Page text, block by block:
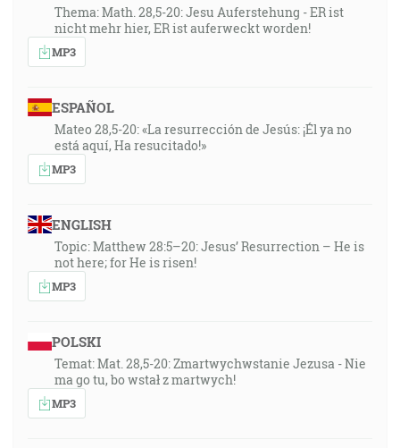
Thema: Math. 28,5-20: Jesu Auferstehung - ER ist
nicht mehr hier, ER ist auferweckt worden!
MP3
ESPAÑOL
Mateo 28,5-20: «La resurrección de Jesús: ¡Él ya no
está aquí, Ha resucitado!»
MP3
ENGLISH
Topic: Matthew 28:5–20: Jesus’ Resurrection – He is
not here; for He is risen!
MP3
POLSKI
Temat: Mat. 28,5-20: Zmartwychwstanie Jezusa - Nie
ma go tu, bo wstał z martwych!
MP3